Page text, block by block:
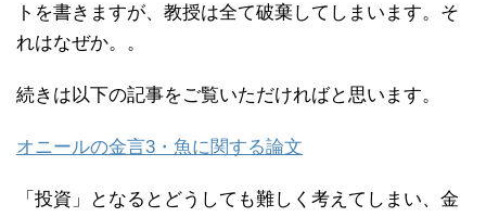
トを書きますが、教授は全て破棄してしまいます。そ
れはなぜか。。
続きは以下の記事をご覧いただければと思います。
オニールの金言3・魚に関する論文
「投資」となるとどうしても難しく考えてしまい、金